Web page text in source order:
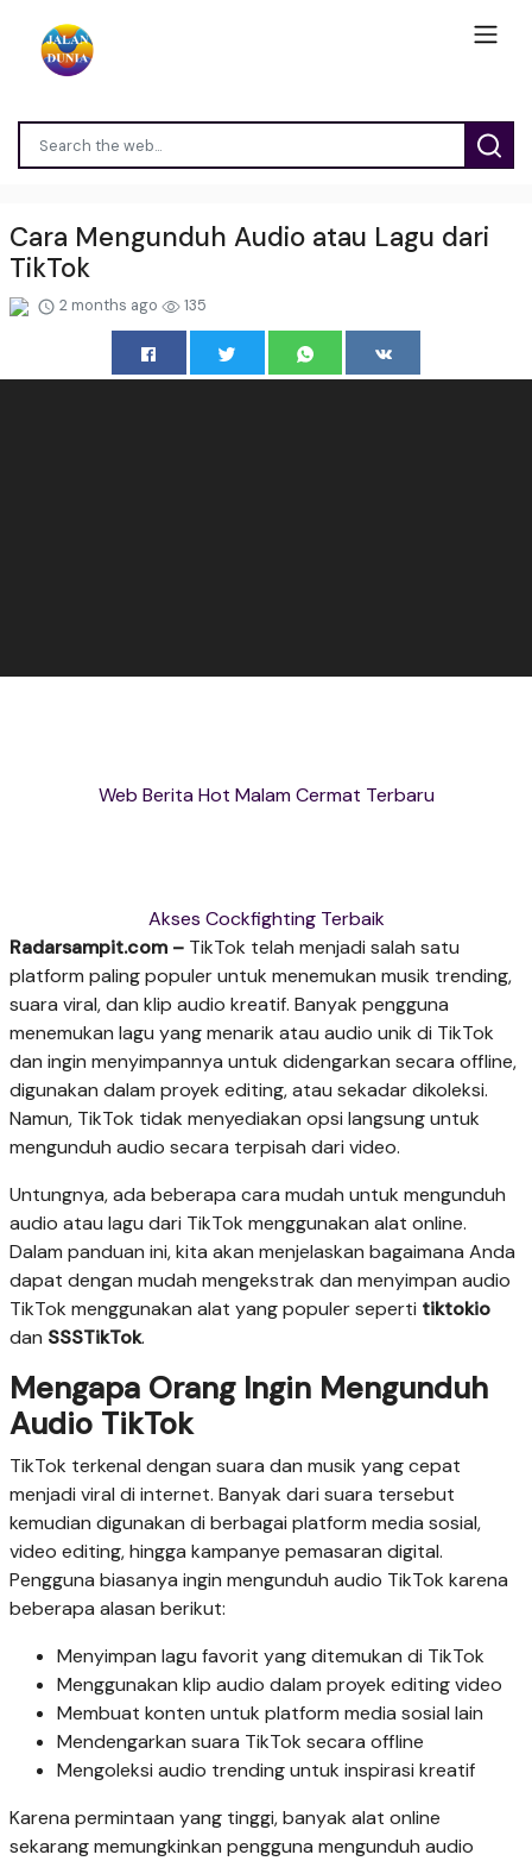
Cara Mengunduh Audio atau Lagu dari
TikTok
2 months ago 135
Web Berita Hot Malam Cermat Terbaru
Akses Cockfighting Terbaik
Radarsampit.com – TikTok telah menjadi salah satu
platform paling populer untuk menemukan musik trending,
suara viral, dan klip audio kreatif. Banyak pengguna
menemukan lagu yang menarik atau audio unik di TikTok
dan ingin menyimpannya untuk didengarkan secara offline,
digunakan dalam proyek editing, atau sekadar dikoleksi.
Namun, TikTok tidak menyediakan opsi langsung untuk
mengunduh audio secara terpisah dari video.
Untungnya, ada beberapa cara mudah untuk mengunduh
audio atau lagu dari TikTok menggunakan alat online.
Dalam panduan ini, kita akan menjelaskan bagaimana Anda
dapat dengan mudah mengekstrak dan menyimpan audio
TikTok menggunakan alat yang populer seperti tiktokio
dan SSSTikTok.
Mengapa Orang Ingin Mengunduh
Audio TikTok
TikTok terkenal dengan suara dan musik yang cepat
menjadi viral di internet. Banyak dari suara tersebut
kemudian digunakan di berbagai platform media sosial,
video editing, hingga kampanye pemasaran digital.
Pengguna biasanya ingin mengunduh audio TikTok karena
beberapa alasan berikut:
Menyimpan lagu favorit yang ditemukan di TikTok
Menggunakan klip audio dalam proyek editing video
Membuat konten untuk platform media sosial lain
Mendengarkan suara TikTok secara offline
Mengoleksi audio trending untuk inspirasi kreatif
Karena permintaan yang tinggi, banyak alat online
sekarang memungkinkan pengguna mengunduh audio